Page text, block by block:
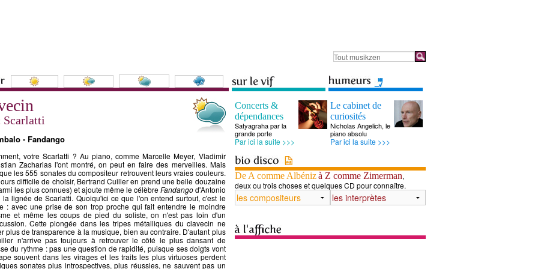
Scarlatti
- Fandango
votre Scarlatti ? Au piano, comme Marcelle Meyer, Vladimir
Zacharias l'ont montré, on peut en faire des merveilles. Mais
les 555 sonates du compositeur retrouvent leurs vraies couleurs.
difficile de choisir, Bertrand Cuiller en prend une belle douzaine
les plus connues) et ajoute même le célèbreFandangod'Antonio
lignée de Scarlatti. Quoiqu'ici ce que l'on entend surtout, c'est le
: avec une prise de son trop proche qui fait entendre le moindre
et même les coups de pied du soliste, on n'est pas loin d'un
Cette plongée dans les tripes métalliques du clavecin ne
plus de transparence à la musique, bien au contraire. D'autant plus
n'arrive pas toujours à retrouver le côté le plus dansant de
du rythme : pas une question de rapidité, puisque ses doigts vont
souvent dans les virages et les traits les plus virtuoses perdent
sonates plus introspectives, plus réussies, ne sauvent pas un
Concerts &
dépendances
Satyagraha par la
grande porte
Par ici la suite >>>
Le cabinet de
curiosités
Nicholas Angelich, le
piano absolu
Par ici la suite >>>
De A comme Albénizà Z comme Zimerman,
deux ou trois choses et quelques CD pour connaître.